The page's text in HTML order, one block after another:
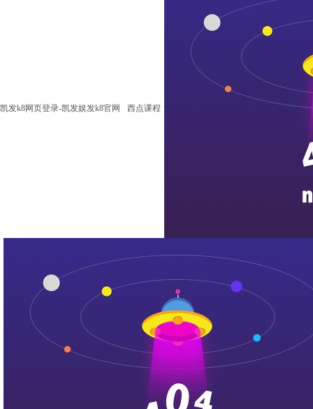
凯发k8网页登录-凯发娱发k8官网 西点课程